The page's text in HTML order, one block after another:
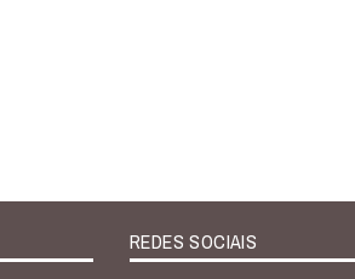
REDES SOCIAIS